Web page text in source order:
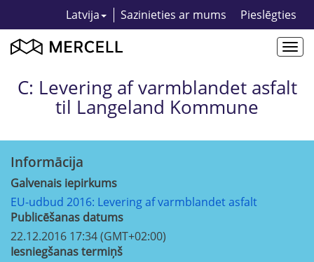
Latvija Sazinieties ar mums Pieslēgties
C: Levering af varmblandet asfalt
til Langeland Kommune
Informācija
Galvenais iepirkums
EU-udbud 2016: Levering af varmblandet asfalt
Publicēšanas datums
22.12.2016 17:34 (GMT+02:00)
Iesniegšanas termiņš